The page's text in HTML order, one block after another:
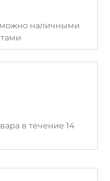
можно наличными
в течение 14